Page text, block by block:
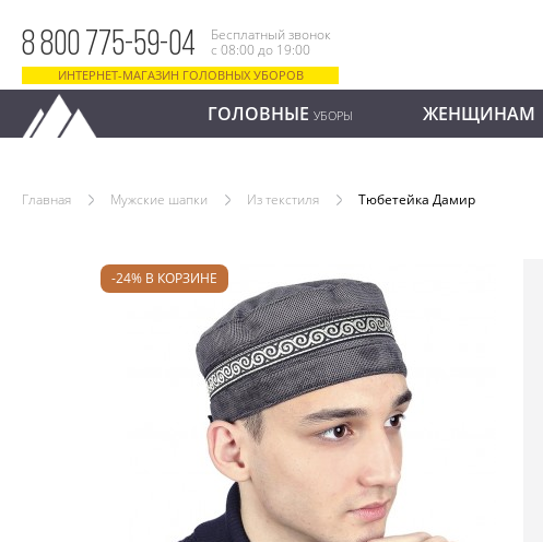
8 800 775-59-04
Бесплатный звонок
с 08:00 до 19:00
ИНТЕРНЕТ-МАГАЗИН ГОЛОВНЫХ УБОРОВ
ГОЛОВНЫЕ УБОРЫ ЖЕНЩИНАМ
Главная Мужские шапки Из текстиля Тюбетейка Дамир
-24% В КОРЗИНЕ